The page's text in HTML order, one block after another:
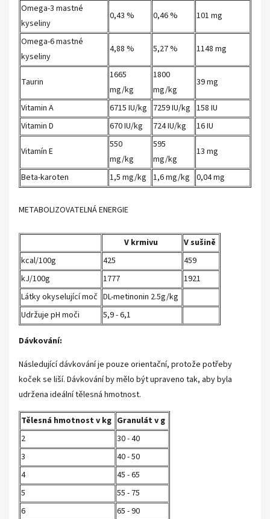
Omega-3 mastné
kyseliny
0,43 % 0,46 % 101 mg
Omega-6 mastné
kyseliny
4,88 % 5,27 % 1148 mg
Taurin
1665
mg/kg
1800
mg/kg
39 mg
Vitamin A 6715 IU/kg 7259 IU/kg 158 IU
Vitamin D
670 IU/kg 724 IU/kg 16 IU
Vitamín E
550
mg/kg
595
mg/kg
13 mg
Beta-karoten 1,5 mg/kg 1,6 mg/kg 0,04 mg
METABOLIZOVATELNÁ ENERGIE
V krmivu
V sušině
kcal/100g
425
459
kJ/100g
1777
1921
Látky okyselující moč DL-metinonin 2.5g/kg
Udržuje pH moči
5,9 - 6,1
Dávkování:
Následující dávkování je pouze orientační, protože potřeby
koček se liší. Dávkování by mělo být upraveno tak, aby byla
udržena ideální tělesná hmotnost.
Tělesná hmotnost v kg Granulát v g
2
30 - 40
3
40 - 50
4
45 - 65
5
55 - 75
6
65 - 90